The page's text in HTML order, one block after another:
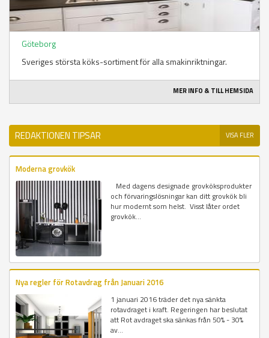
Göteborg
Sveriges största köks-sortiment för alla smakinriktningar.
MER INFO & TILL HEMSIDA
REDAKTIONEN TIPSAR VISA FLER
Moderna grovkök
Med dagens designade grovköksprodukter
och förvaringslösningar kan ditt grovkök bli
hur modernt som helst. Visst låter ordet
grovkök...
Nya regler för Rotavdrag från Januari 2016
1 januari 2016 träder det nya sänkta
rotavdraget i kraft. Regeringen har beslutat
att Rot avdraget ska sänkas från 50% - 30%
av...